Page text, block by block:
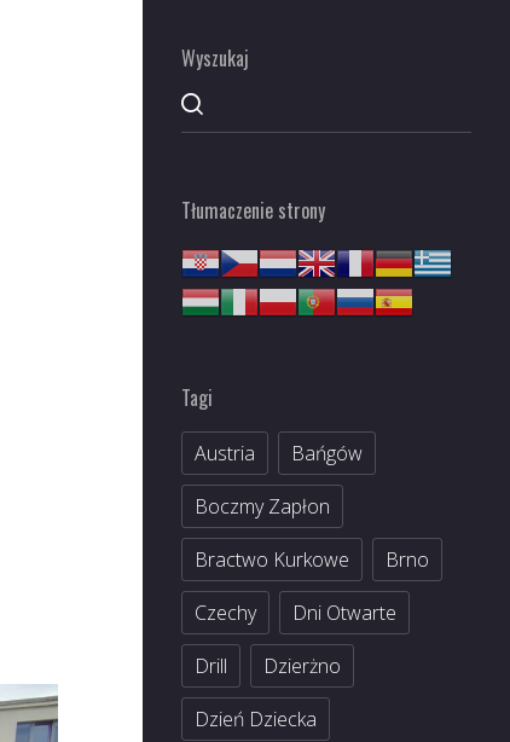
Wyszukaj
Tłumaczenie strony
Tagi
Austria
Bańgów
Boczmy Zapłon
Bractwo Kurkowe
Brno
Czechy
Dni Otwarte
Drill
Dzierżno
Dzień Dziecka